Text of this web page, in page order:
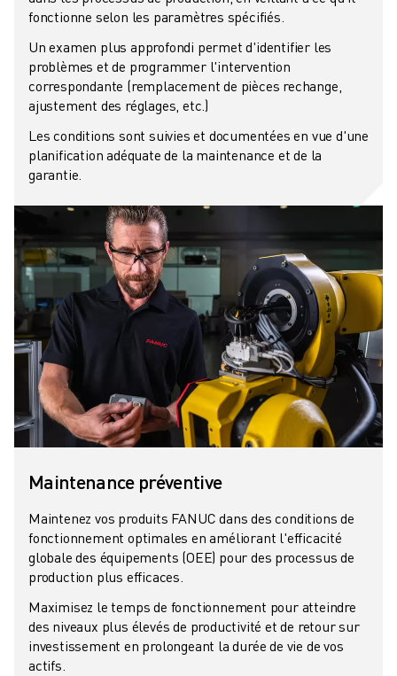
FORMATION ET ÉDUCATION
SOLUTIONS POUR LES INDUSTRIES
SOLUTIONS POUR L'ÉDUCATION
WORLDSKILLS ET JEUNES TALENTS
ACTUALITÉS ET MÉDIAS
ACTUALITÉS ET MÉDIAS
ÉVÉNEMENTS ÉDUCATIFS
A PROPOS DE FANUC
A PROPOS DE FANUC
FANUC EN EUROPE
NOS SITES
DÉVELOPPEMENT DURABLE
CARRIÈRE
FAÇONNEZ VOTRE AVENIR AVEC FANUC
REJOIGNEZ-NOUS
CONTACT
CONTACT
IMPRESSION
fonctionne selon les paramètres spécifiés.
Un examen plus approfondi permet d'identifier les
problèmes et de programmer l'intervention
correspondante (remplacement de pièces rechange,
ajustement des réglages, etc.)
Les conditions sont suivies et documentées en vue d'une
planification adéquate de la maintenance et de la
garantie.
Maintenance préventive
Maintenez vos produits FANUC dans des conditions de
fonctionnement optimales en améliorant l'efficacité
globale des équipements (OEE) pour des processus de
production plus efficaces.
Maximisez le temps de fonctionnement pour atteindre
des niveaux plus élevés de productivité et de retour sur
investissement en prolongeant la durée de vie de vos
actifs.